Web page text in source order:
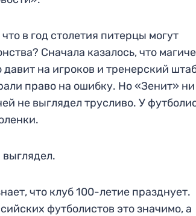
в год столетия питерцы могут
Сначала казалось, что
на игроков и тренерский
право на ошибку. Но «Зенит» ни
не выглядел трусливо. У
что клуб 100-летие празднует.
футболистов это значимо, а